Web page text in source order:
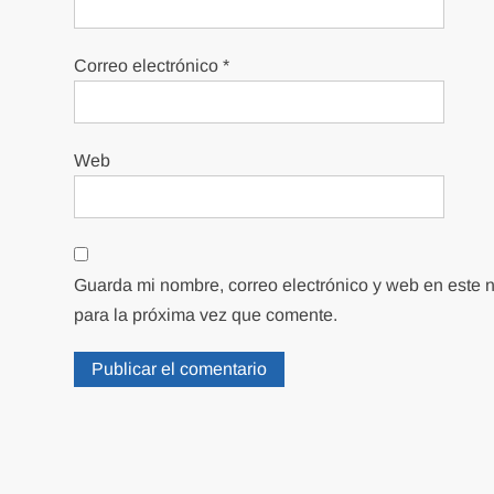
Correo electrónico*
Web
Guarda mi nombre, correo electrónico y web en este
para la próxima vez que comente.